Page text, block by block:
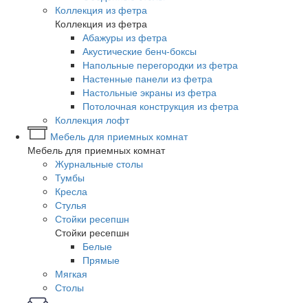
Коллекция из фетра
Коллекция из фетра
Абажуры из фетра
Акустические бенч-боксы
Напольные перегородки из фетра
Настенные панели из фетра
Настольные экраны из фетра
Потолочная конструкция из фетра
Коллекция лофт
Мебель для приемных комнат
Мебель для приемных комнат
Журнальные столы
Тумбы
Кресла
Стулья
Стойки ресепшн
Стойки ресепшн
Белые
Прямые
Мягкая
Столы